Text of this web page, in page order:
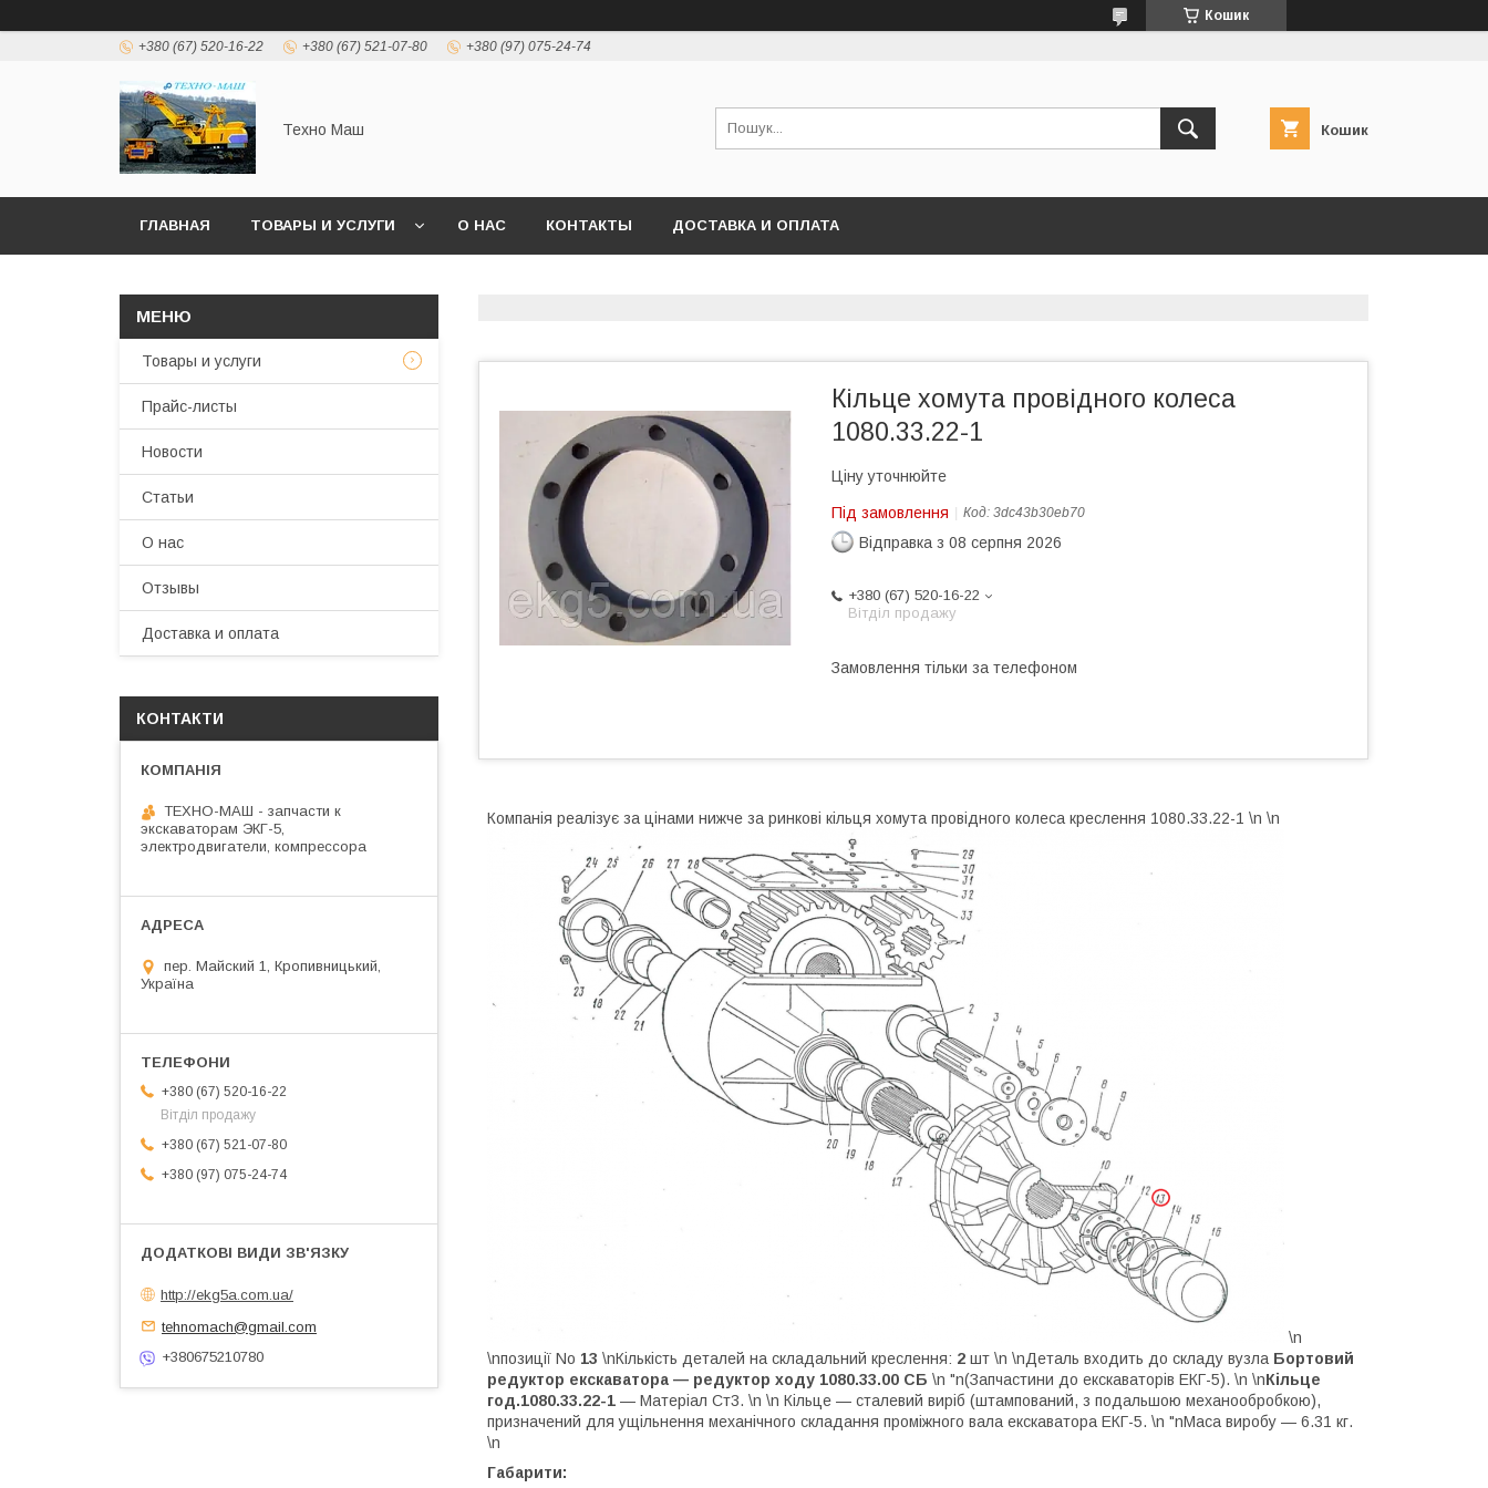
Кошик
+380 (67) 520-16-22 +380 (67) 521-07-80 +380 (97) 075-24-74
Техно Маш Кошик
ГЛАВНАЯ ТОВАРЫ И УСЛУГИ О НАС КОНТАКТЫ ДОСТАВКА И ОПЛАТА
Кільце хомута провідного колеса
1080.33.22-1
Ціну уточнюйте
Під замовлення Код: 3dc43b30eb70
Відправка з 08 серпня 2026
+380 (67) 520-16-22
Вітділ продажу
Замовлення тільки за телефоном
Компанія реалізує за цінами нижче за ринкові кільця хомута провідного колеса креслення 1080.33.22-1 \n \n
\n
\nпозиції No 13 \nКількість деталей на складальний креслення: 2 шт \n \nДеталь входить до складу вузла Бортовий
редуктор екскаватора — редуктор ходу 1080.33.00 СБ \n "n(Запчастини до екскаваторів ЕКГ-5). \n \nКільце
год.1080.33.22-1 — Матеріал Ст3. \n \n Кільце — сталевий виріб (штампований, з подальшою механообробкою),
призначений для ущільнення механічного складання проміжного вала екскаватора ЕКГ-5. \n "nМаса виробу — 6.31 кг.
\n
Габарити:
Товары и услуги
Прайс-листы
Новости
Статьи
О нас
Отзывы
Доставка и оплата
КОНТАКТИ
ТЕХНО-МАШ - запчасти к
экскаваторам ЭКГ-5,
электродвигатели, компрессора
пер. Майский 1, Кропивницький,
Україна
+380 (67) 520-16-22
Вітділ продажу
+380 (67) 521-07-80
+380 (97) 075-24-74
http://ekg5a.com.ua/
tehnomach@gmail.com
+380675210780